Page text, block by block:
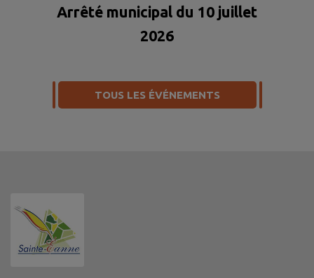
Arrêté municipal du 10 juillet
2026
TOUS LES ÉVÉNEMENTS